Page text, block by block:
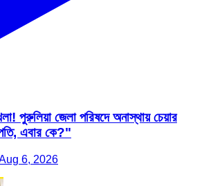
পুরুলিয়া জেলা পরিষদে অনাস্থায় চেয়ার
এবার কে?"
6, 2026